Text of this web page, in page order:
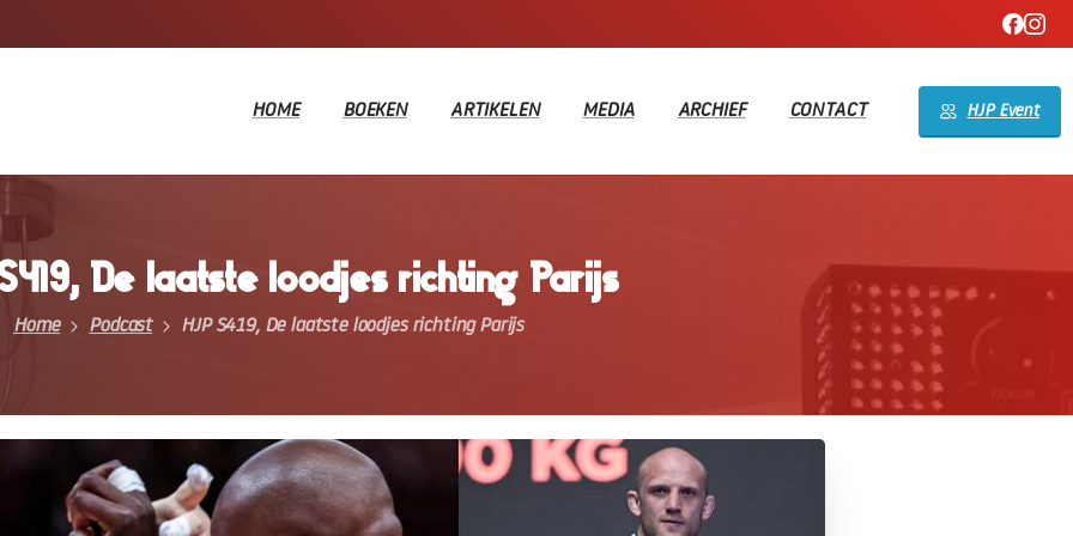
HOME BOEKEN ARTIKELEN MEDIA ARCHIEF CONTACT HJP Event
De laatste loodjes richting Parijs
Home Podcast HJP S419, De laatste loodjes richting Parijs